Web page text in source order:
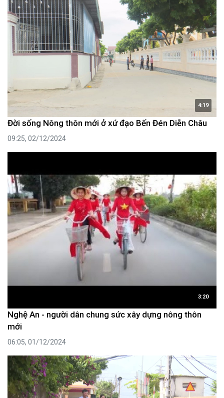
4:19
Đời sống Nông thôn mới ở xứ đạo Bến Đén Diễn Châu
09:25, 02/12/2024
3:20
Nghệ An - người dân chung sức xây dựng nông thôn
mới
06:05, 01/12/2024